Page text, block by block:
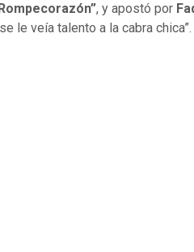
, y apostó por
le veía talento a la cabra chica”.